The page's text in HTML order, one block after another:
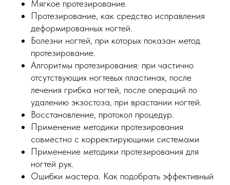
Мягкое протезирование.
Протезирование, как средство исправления
деформированных ногтей.
Болезни ногтей, при которых показан метод
протезирование.
Алгоритмы протезирования: при частично
отсутствующих ногтевых пластинах, после
лечения грибка ногтей, после операций по
удалению экзостоза, при врастании ногтей.
Восстановление, протокол процедур.
Применение методики протезирования
совместно с корректирующими системами
Применение методики протезирования для
ногтей рук.
Ошибки мастера. Как подобрать эффективный